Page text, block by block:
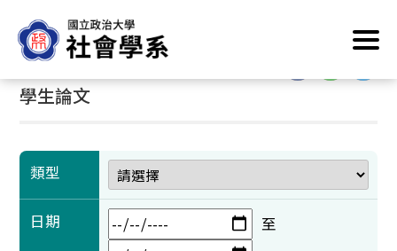
到
主
要
內
塊
首頁 /學術成果/學生論文
學生論文
類型
日期 至